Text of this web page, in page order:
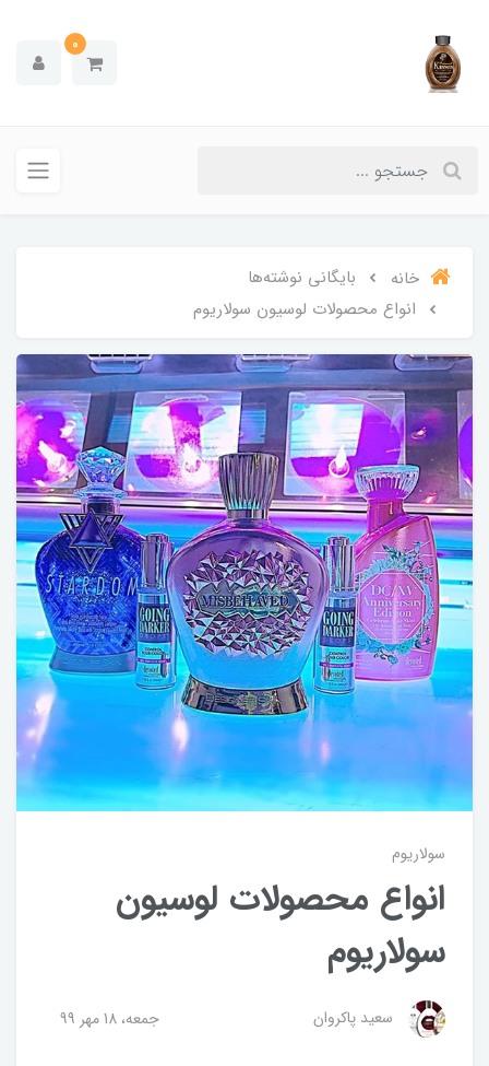
0
خانه
بایگانی نوشته‌ها
انواع محصولات لوسیون سولاریوم
سولاریوم
انواع محصولات لوسیون
سولاریوم
سعید پاکروان جمعه، 18 مهر 99